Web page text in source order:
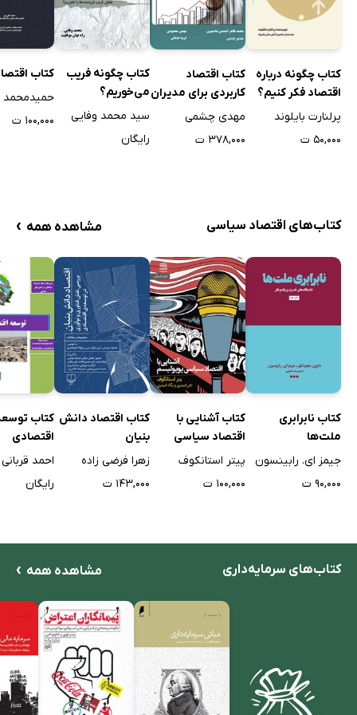
قلم احمد قربانی، در نسخه‌های الکترونیک و PDF و به‌صورت
رایگان در اختیار مخاطبان قرار داده شده‌اند تا علاقه‌مندان
بتوانند بدون پرداخت هزینه‌ای برای خرید کتاب، عناوین
موردنیازشان را دانلود کنند و از محتوای مفیدشان بهره‌مند
شوند.
کتاب چگونه درباره
اقتصاد فکر کنیم؟
پرلنارت بایلوند
۵۰,۰۰۰ ت
کتاب اقتصاد
کاربردی برای مدیران
مهدی چشمی
۳۷۸,۰۰۰ ت
کتاب چگونه فریب
می‌خوریم؟
سید محمد وفایی
رایگان
کتاب
۱۰۰,۰۰۰ ت
کتاب‌های اقتصاد سیاسی مشاهده همه ›
کتاب نابرابری
ملت‌ها
جیمز ای. رابینسون
۹۰,۰۰۰ ت
کتاب آشنایی با
اقتصاد سیاسی
پوپولیسم
پیتر استانکوف
۱۰۰,۰۰۰ ت
کتاب اقتصاد دانش
بنیان
زهرا فرضی زاده
۱۴۳,۰۰۰ ت
کتاب
اقتصادی
احمد قربانی
رایگان
کتاب‌های سرمایه‌داری مشاهده همه ›